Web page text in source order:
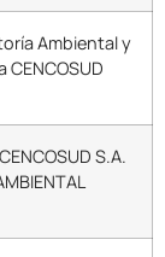
Ambiental y
S.A.